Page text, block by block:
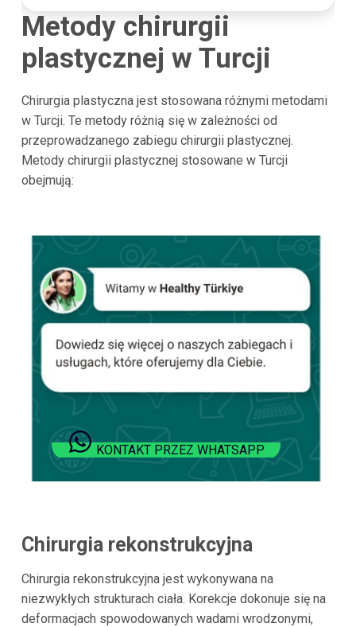
Metody chirurgii
plastycznej w Turcji
Chirurgia plastyczna jest stosowana różnymi metodami
w Turcji. Te metody różnią się w zależności od
przeprowadzanego zabiegu chirurgii plastycznej.
Metody chirurgii plastycznej stosowane w Turcji
obejmują:
KONTAKT PRZEZ WHATSAPP
Chirurgia rekonstrukcyjna
Chirurgia rekonstrukcyjna jest wykonywana na
niezwykłych strukturach ciała. Korekcje dokonuje się na
deformacjach spowodowanych wadami wrodzonymi,